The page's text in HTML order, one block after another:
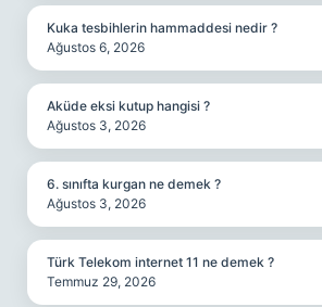
Kuka tesbihlerin hammaddesi nedir ?
Ağustos 6, 2026
Aküde eksi kutup hangisi ?
Ağustos 3, 2026
6. sınıfta kurgan ne demek ?
Ağustos 3, 2026
Türk Telekom internet 11 ne demek ?
Temmuz 29, 2026